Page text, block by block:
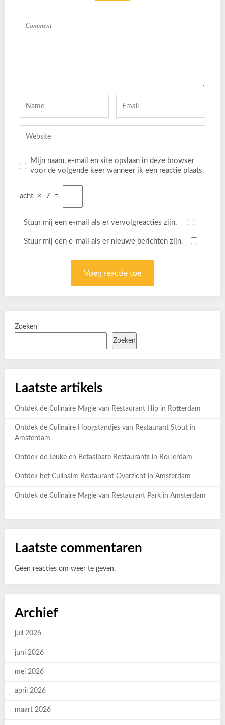
Mijn naam, e-mail en site opslaan in deze browser
voor de volgende keer wanneer ik een reactie plaats.
acht × 7 =
Stuur mij een e-mail als er vervolgreacties zijn.
Stuur mij een e-mail als er nieuwe berichten zijn.
Zoeken
Zoeken
Laatste artikels
Ontdek de Culinaire Magie van Restaurant Hip in Rotterdam
Ontdek de Culinaire Hoogstandjes van Restaurant Stout in
Amsterdam
Ontdek de Leuke en Betaalbare Restaurants in Rotterdam
Ontdek het Culinaire Restaurant Overzicht in Amsterdam
Ontdek de Culinaire Magie van Restaurant Park in Amsterdam
Laatste commentaren
Geen reacties om weer te geven.
Archief
juli 2026
juni 2026
mei 2026
april 2026
maart 2026